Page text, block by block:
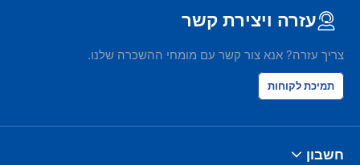
עזרה ויצירת קשר
צריך עזרה? אנא צור קשר עם מומחי ההשכרה שלנו.
תמיכת לקוחות
חשבון